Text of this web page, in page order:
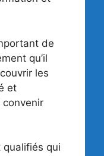
de
qu’il
les
et
qui